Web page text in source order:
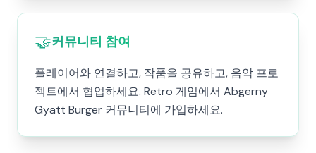
🤝커뮤니티 참여
플레이어와 연결하고, 작품을 공유하고, 음악 프로
젝트에서 협업하세요. Retro 게임에서 Abgerny
Gyatt Burger 커뮤니티에 가입하세요.